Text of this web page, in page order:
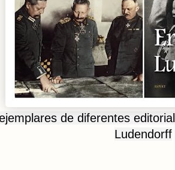
de diferentes
Ludendorff